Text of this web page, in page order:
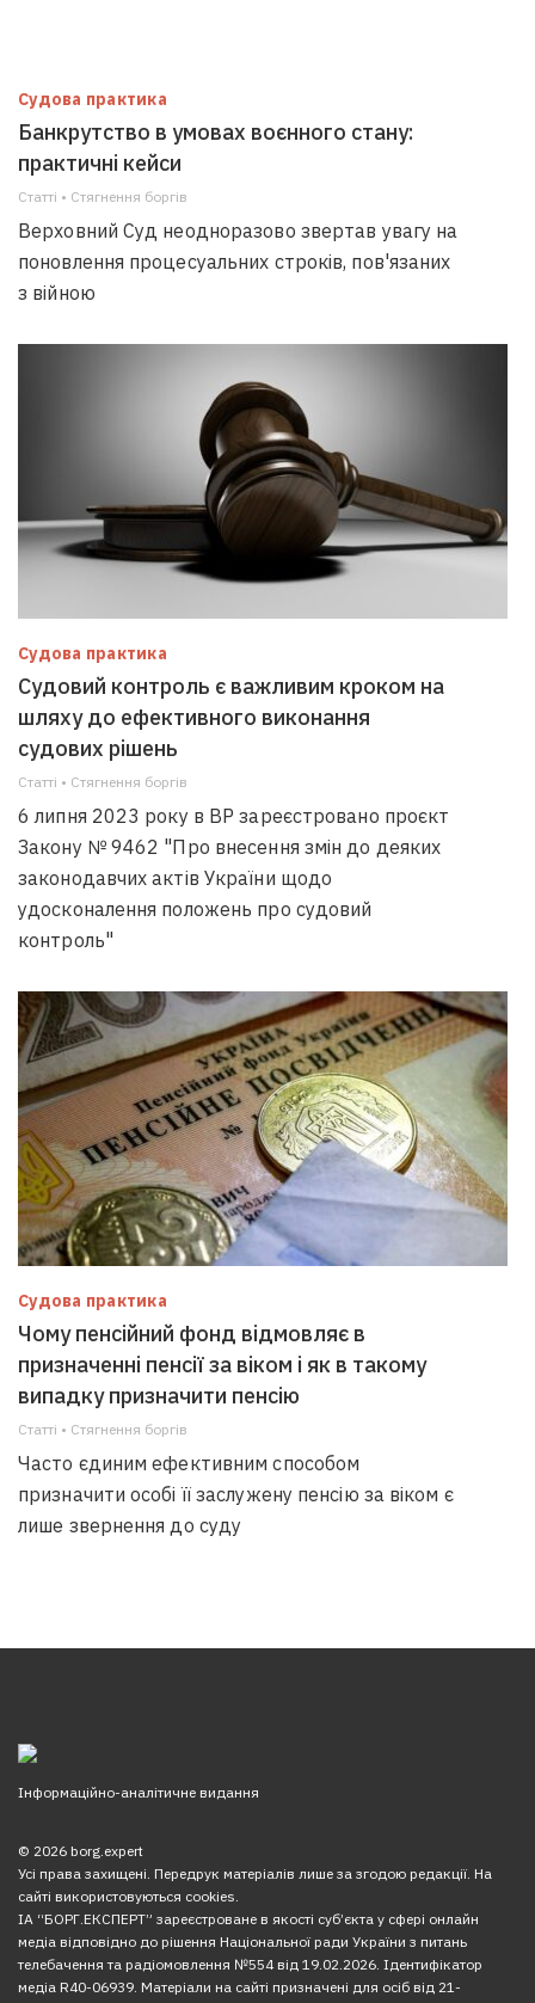
Судова практика
Банкрутство в умовах воєнного стану:
практичні кейси
Статті • Стягнення боргiв
Верховний Суд неодноразово звертав увагу на
поновлення процесуальних строків, пов'язаних
з війною
Судова практика
Судовий контроль є важливим кроком на
шляху до ефективного виконання
судових рішень
Статті • Стягнення боргiв
6 липня 2023 року в ВР зареєстровано проєкт
Закону № 9462 "Про внесення змін до деяких
законодавчих актів України щодо
удосконалення положень про судовий
контроль"
Судова практика
Чому пенсійний фонд відмовляє в
призначенні пенсії за віком і як в такому
випадку призначити пенсію
Статті • Стягнення боргiв
Часто єдиним ефективним способом
призначити особі її заслужену пенсію за віком є
лише звернення до суду
Інформаційно-аналітичне видання
© 2026 borg.expert
Усі права захищені. Передрук матеріалів лише за згодою редакції. На
сайті використовуються cookies.
ІА “БОРГ.ЕКСПЕРТ” зареєстроване в якості суб’єкта у сфері онлайн
медіа відповідно до рішення Національної ради України з питань
телебачення та радіомовлення №554 від 19.02.2026. Ідентифікатор
медіа R40-06939. Матеріали на сайті призначені для осіб від 21-